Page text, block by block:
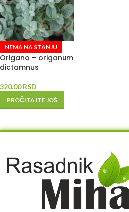
NEMA NA STANJU
Origano – origanum
dictamnus
320.00RSD
PROČITAJTE JOŠ